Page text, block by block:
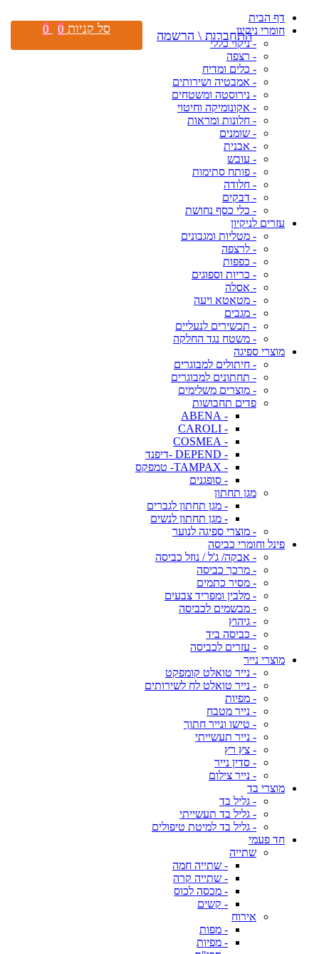
דף הבית
חומרי ניקיון
- ניקוי כללי
- רצפה
- כלים ומדיח
- אמבטיה ושירותים
- נירוסטה ומשטחים
- אקונומיקה וחיטוי
- חלונות ומראות
- שומנים
- אבנית
- עובש
- פותח סתימות
- חלודה
- דבקים
- כלי כסף נחושת
עזרים לניקיון
- מטליות ומגבונים
- לרצפה
- כפפות
- כריות וספוגים
- אסלה
- מטאטא ויעה
- מגבים
- תכשירים לנעליים
- משטח נגד החלקה
מוצרי ספיגה
- חיתולים למבוגרים
- תחתונים למבוגרים
- מוצרים משלימים
פדים תחבושות
- ABENA
- CAROLI
- COSMEA
- DEPEND -דיפנד
- TAMPAX- טמפקס
- סופגנים
מגן תחתון
- מגן תחתון לגברים
- מגן תחתון לנשים
- מוצרי ספיגה לנוער
פינל וחומרי כביסה
- אבקה/ ג'ל / נוזל כביסה
- מרכך כביסה
- מסיר כתמים
- מלבין ומפריד צבעים
- מבשמים לכביסה
- גיהוץ
- כביסה ביד
- עזרים לכביסה
מוצרי נייר
- נייר טואלט קומפקט
- נייר טואלט לח לשירותים
- מפיות
- נייר מטבח
- טישו ונייר חתוך
- נייר תעשייתי
- צץ רץ
- סדין נייר
- נייר צילום
מוצרי בד
- גליל בד
- גליל בד תעשייתי
- גליל בד למיטת טיפולים
חד פעמי
שתייה
- שתייה חמה
- שתייה קרה
- מכסה לכוס
- קשים
אירוח
- מפות
- מפיות
התחברות \ הרשמה סל קניות 0
0